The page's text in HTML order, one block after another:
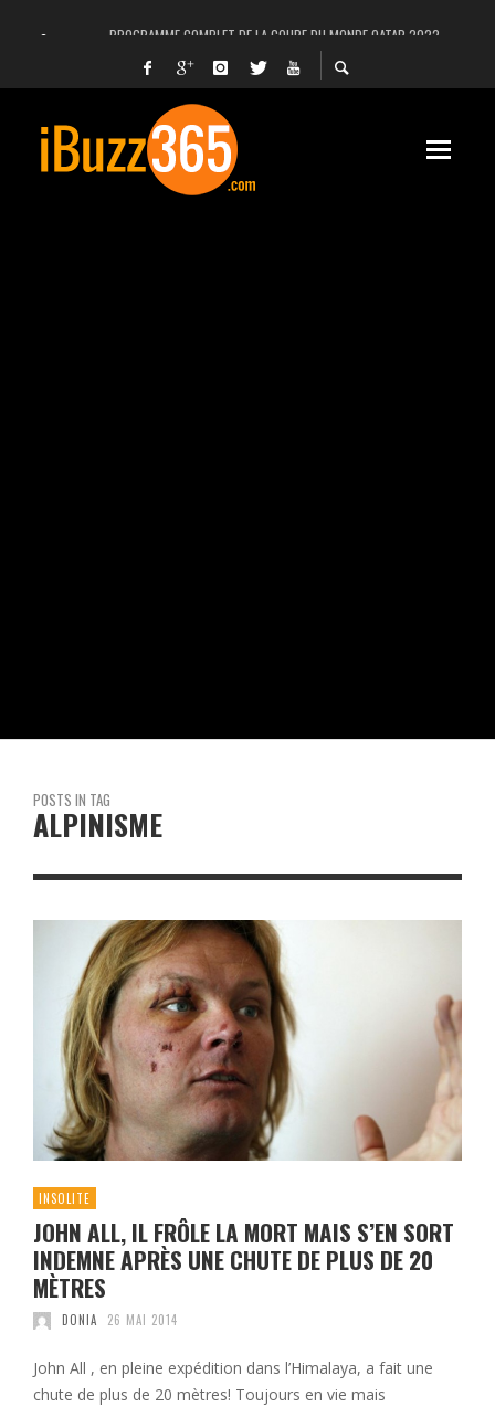
PROGRAMME COMPLET DE LA COUPE DU MONDE QATAR 2022
FACEBOOK, INSTAGRAM ET WHATSAPP HORS SERVICE! EST-CE UNE CYBER-
UNE VIDÉO 4K MONTRE LA PLANÈTE MARS EN ULTRA-HAUTE DÉFINITION
LANCEMENT DU PREMIER VOL HABITÉ DE SPACEX
DÉCÈS DE L’EX-PRÉSIDENT ZINE EL ABIDINE BEN ALI, SERA-T-IL ENTERRÉ EN
POSTS IN TAG
ALPINISME
INSOLITE
JOHN ALL, IL FRÔLE LA MORT MAIS S’EN SORT
INDEMNE APRÈS UNE CHUTE DE PLUS DE 20
MÈTRES
DONIA 26 MAI 2014
John All , en pleine expédition dans l’Himalaya, a fait une
chute de plus de 20 mètres! Toujours en vie mais